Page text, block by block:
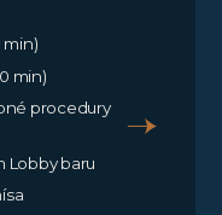
min)
min)
procedury
Lobby baru